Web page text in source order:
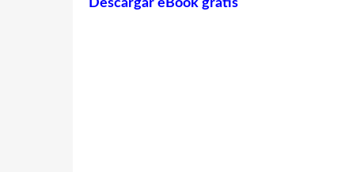
Descargar eBook gratis